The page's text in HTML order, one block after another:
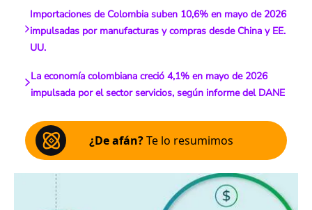
Importaciones de Colombia suben 10,6% en mayo de 2026
impulsadas por manufacturas y compras desde China y EE.
UU.
La economía colombiana creció 4,1% en mayo de 2026
impulsada por el sector servicios, según informe del DANE
¿De afán?Te lo resumimos